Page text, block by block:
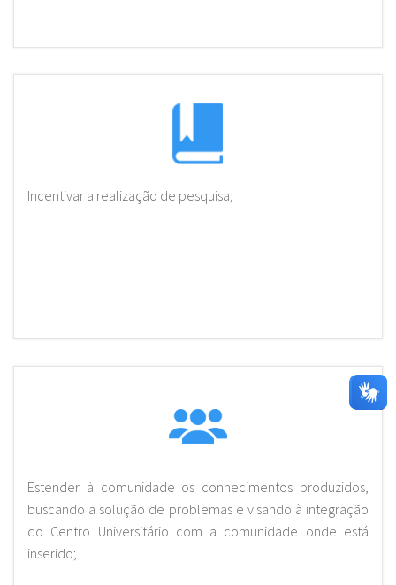
Incentivar a realização de pesquisa;
Estender à comunidade os conhecimentos produzidos,
buscando a solução de problemas e visando à integração
do Centro Universitário com a comunidade onde está
inserido;